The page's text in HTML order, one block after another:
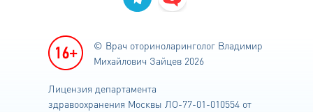
© Врач оториноларинголог Владимир
Михайлович Зайцев 2026
Лицензия департамента
здравоохранения Москвы ЛО-77-01-010554 от